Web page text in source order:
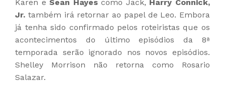
Karen eSean Hayescomo Jack, Harry Connick,
Jr. também irá retornar ao papel de Leo. Embora
já tenha sido confirmado pelos roteiristas que os
acontecimentos do último episódios da 8ª
temporada serão ignorado nos novos episódios.
Shelley Morrison não retorna como Rosario
Salazar.